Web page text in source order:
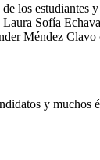
los estudiantes
Laura Sofía
Méndez
y muchos